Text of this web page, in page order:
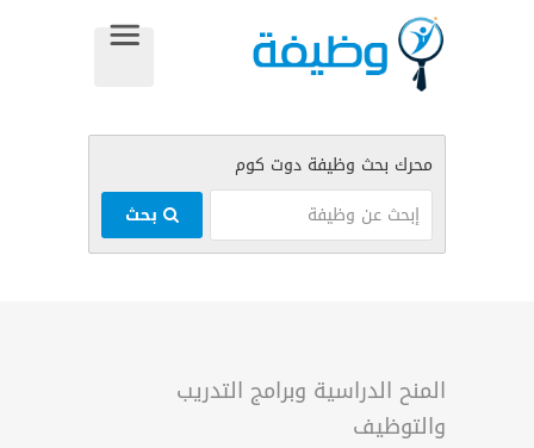
المنح الدراسية وبرامج التدريب
والتوظيف